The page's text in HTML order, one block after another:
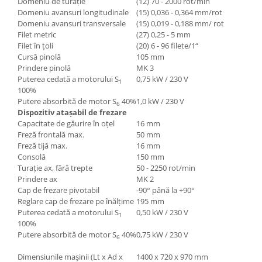
Indicatoare înălțime
Indicator cadran / Baze magnetice
Masurare
Micrometru
Micrometru de adancime
Micrometru de interior
Nivele
Palpatoare margine
Placi de granit de suprafață
Prisma
Raportor
Set unelte de masurare
Instrumente de decupare
metalelor
Instrumente de frezat
Domeniu avansuri longitudinale
(15) 0,036 - 0,364 mm/rot
Domeniu avansuri transversale
(15) 0,019 - 0,188 mm/ rot
Filet metric
(27) 0,25 - 5 mm
Filet în ţoli
(20) 6 - 96 filete/1“
Cursă pinolă
105 mm
Prindere pinolă
MK 3
Puterea cedată a motorului S1
100%
0,75 kW / 230 V
Putere absorbită de motorS6 40%1,0 kW / 230 V
Dispozitiv ataşabil de frezare
Capacitate de găurire în oţel
16 mm
Freză frontală max.
50 mm
Freză tijă max.
16 mm
Consolă
150 mm
Turaţie ax, fără trepte
50 - 2250 rot/min
Prindere ax
MK 2
Cap de frezare pivotabil
-90° până la +90°
Reglare cap de frezare pe înălţime 195 mm
Puterea cedată a motorului S1
100%
0,50 kW / 230 V
Putere absorbită de motorS6 40%0,75 kW / 230 V
Dimensiunile maşinii (Lt x Ad x 1400 x 720 x 970 mm